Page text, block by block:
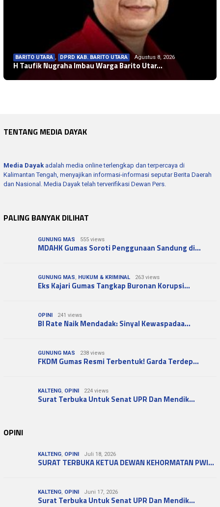
BARITO UTARA , DPRD KAB. BARITO UTARA Agustus 8, 2026
H Taufik Nugraha Imbau Warga Barito Utar…
BARITO UTARA , DPRD KAB. BARITO UTARA Agustus 8, 2026
DPRD Dukung Pelestarian Sumber Daya Ikan…
DPRD KAB. KATINGAN , KATINGAN Agustus 8, 2026
Kemarau Tiba, BPBD Diminta Rutin Patroli…
PULANG PISAU Agustus 8, 2026
Melalui Pusat Studi Kepolisian, Universi…
PULANG PISAU
Polres Pulang Pisau Terapkan Pasal 311 K…
TENTANG MEDIA DAYAK
Media Dayak adalah media online terlengkap dan terpercaya di
Kalimantan Tengah, menyajikan informasi-informasi seputar Berita Daerah
dan Nasional. Media Dayak telah terverifikasi Dewan Pers.
PALING BANYAK DILIHAT
GUNUNG MAS 555 views
MDAHK Gumas Soroti Penggunaan Sandung di…
GUNUNG MAS, HUKUM & KRIMINAL 263 views
Eks Kajari Gumas Tangkap Buronan Korupsi…
OPINI 241 views
BI Rate Naik Mendadak: Sinyal Kewaspadaa…
GUNUNG MAS 238 views
FKDM Gumas Resmi Terbentuk! Garda Terdep…
KALTENG, OPINI 224 views
Surat Terbuka Untuk Senat UPR Dan Mendik…
OPINI
KALTENG, OPINI Juli 18, 2026
SURAT TERBUKA KETUA DEWAN KEHORMATAN PWI…
KALTENG, OPINI Juni 17, 2026
Surat Terbuka Untuk Senat UPR Dan Mendik…